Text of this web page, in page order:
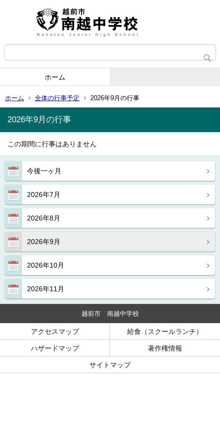
ホーム
ホーム 全体の行事予定 2026年9月の行事
今後一ヶ月
2026年7月
2026年8月
2026年9月
2026年10月
2026年11月
2026年9月の行事
この期間に行事はありません
越前市 南越中学校
アクセスマップ 給食（スクールランチ）
ハザードマップ 著作権情報
サイトマップ